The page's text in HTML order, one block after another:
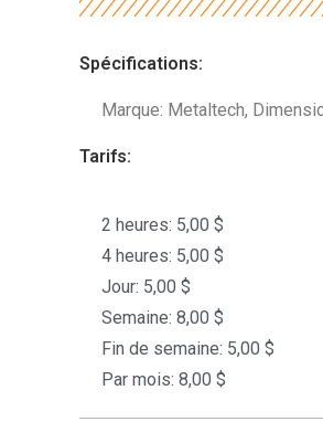
Spécifications:
Marque: Metaltech,
Tarifs:
2 heures: 5,00 $
4 heures: 5,00 $
Jour: 5,00 $
Semaine: 8,00 $
Fin de semaine: 5,00 $
Par mois: 8,00 $